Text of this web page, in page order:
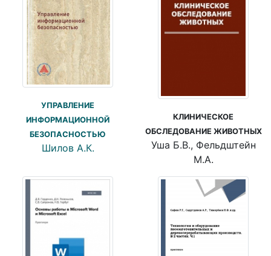
УПРАВЛЕНИЕ
ИНФОРМАЦИОННОЙ
БЕЗОПАСНОСТЬЮ
Шилов А.К.
КЛИНИЧЕСКОЕ
ОБСЛЕДОВАНИЕ ЖИВОТНЫХ
Уша Б.В., Фельдштейн
М.А.